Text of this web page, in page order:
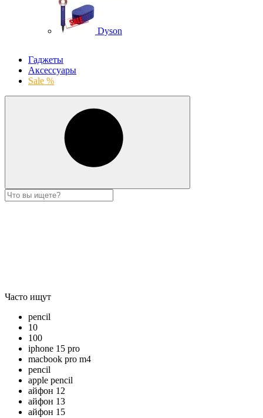
Dyson
Гаджеты
Аксессуары
Sale %
Часто ищут
pencil
10
100
iphone 15 pro
macbook pro m4
pencil
apple pencil
айфон 12
айфон 13
айфон 15